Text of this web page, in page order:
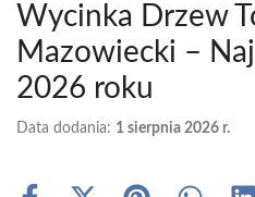
Wycinka Drzew
Mazowiecki –
2026 roku
Data dodania: 1 sierpnia 2026 r.